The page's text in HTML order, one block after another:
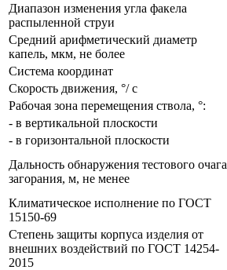
Диапазон изменения угла факела
распыленной струи
Средний арифметический диаметр
капель, мкм, не более
Система координат
Скорость движения, °/ с
Рабочая зона перемещения ствола, °:
- в вертикальной плоскости
- в горизонтальной плоскости
Дальность обнаружения тестового очага
загорания, м, не менее
Климатическое исполнение по ГОСТ
15150-69
Степень защиты корпуса изделия от
внешних воздействий по ГОСТ 14254-
2015